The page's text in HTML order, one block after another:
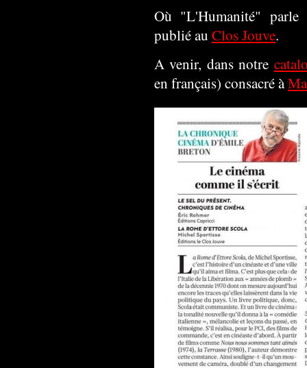
Où "L'Humanité"
publié au Clos Jouve.
A venir, dans notre
en français) consacré à